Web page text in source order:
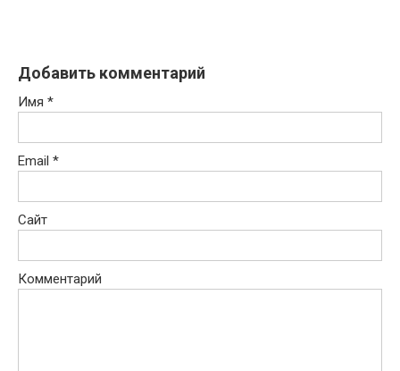
Добавить комментарий
Имя *
Email *
Сайт
Комментарий